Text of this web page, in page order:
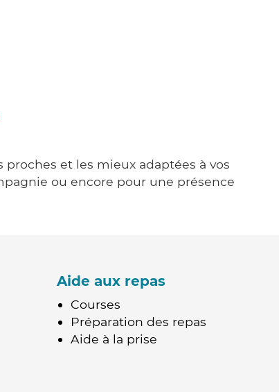
et les mieux adaptées à vos
ou encore pour une présence
Aide aux repas
Courses
Préparation des repas
Aide à la prise